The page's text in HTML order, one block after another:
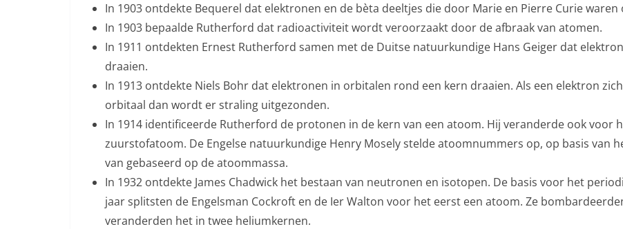
In 1903 ontdekte Bequerel dat elektronen en de bèta deeltjes die door Marie en Pierre Curie
In 1903 bepaalde Rutherford dat radioactiviteit wordt veroorzaakt door de afbraak van atomen.
In 1911 ontdekten Ernest Rutherford samen met de Duitse natuurkundige Hans Geiger dat
draaien.
In 1913 ontdekte Niels Bohr dat elektronen in orbitalen rond een kern draaien. Als een elektron
orbitaal dan wordt er straling uitgezonden.
In 1914 identificeerde Rutherford de protonen in de kern van een atoom. Hij veranderde ook voor
zuurstofatoom. De Engelse natuurkundige Henry Mosely stelde atoomnummers op, op basis van
van gebaseerd op de atoommassa.
In 1932 ontdekte James Chadwick het bestaan van neutronen en isotopen. De basis voor het
jaar splitsten de Engelsman Cockroft en de Ier Walton voor het eerst een atoom. Ze
veranderden het in twee heliumkernen.